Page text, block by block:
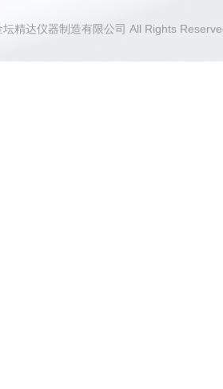
精达仪器制造有限公司 All Rights